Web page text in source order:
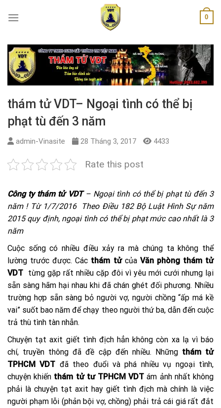
0
thám tử VDT– Ngoại tình có thể bị
phạt tù đến 3 năm
admin-Vinasite 28 Tháng 3, 2017 4433
Rate this post
Công ty thám tử VDT– Ngoại tình có thể bị phạt tù đến 3
năm ! Từ 1/7/2016 Theo Điều 182 Bộ Luật Hình Sự năm
2015 quy định, ngoại tình có thể bị phạt mức cao nhất là 3
năm
Cuộc sống có nhiều điều xảy ra mà chúng ta không thể
lường trước được. Các thám tửcủa Văn phòng thám tử
VDT từng gặp rất nhiều cặp đôi vì yêu mới cưới nhưng lại
sẵn sàng hãm hại nhau khi đã chán ghét đối phương. Nhiều
trường hợp sẵn sàng bỏ người vợ, người chồng “ấp má kề
vai” suốt bao năm để chạy theo người thứ ba, dẫn đến cuộc
trả thù tình tàn nhẫn.
Chuyện tạt axit giết tình địch hẳn không còn xa lạ vì báo
chí, truyền thông đã đề cập đến nhiều. Những thám tử
TPHCM VDT đã theo đuổi và phá nhiều vụ ngoại tình,
chuyện khiến thám tử tư TPHCM VDT ám ảnh nhất không
phải là chuyện tạt axit hay giết tình địch mà chính là việc
người phạm lỗi (phản bội vợ, chồng) phải trả cái giá rất đắt